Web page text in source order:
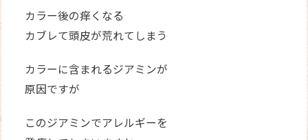
カラー後の痒くなる
カブレて頭皮が荒れてしまう
カラーに含まれるジアミンが
原因ですが
このジアミンでアレルギーを